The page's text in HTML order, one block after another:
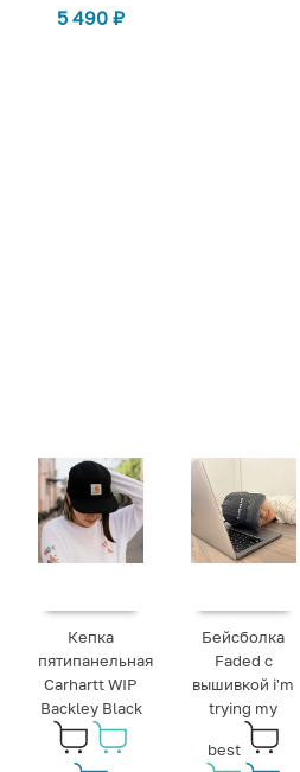
5 490₽
Кепка
пятипанельная
Carhartt WIP
Backley Black
Бейсболка
Faded с
вышивкой i'm
trying my
best